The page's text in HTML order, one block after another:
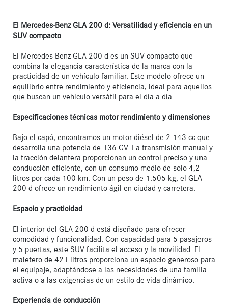
El Mercedes-Benz GLA 200 d: Versatilidad y eficiencia en un
SUV compacto
El Mercedes-Benz GLA 200 d es un SUV compacto que
combina la elegancia característica de la marca con la
practicidad de un vehículo familiar. Este modelo ofrece un
equilibrio entre rendimiento y eficiencia, ideal para aquellos
que buscan un vehículo versátil para el día a día.
Especificaciones técnicas motor rendimiento y dimensiones
Bajo el capó, encontramos un motor diésel de 2.143 cc que
desarrolla una potencia de 136 CV. La transmisión manual y
la tracción delantera proporcionan un control preciso y una
conducción eficiente, con un consumo medio de solo 4,2
litros por cada 100 km. Con un peso de 1.505 kg, el GLA
200 d ofrece un rendimiento ágil en ciudad y carretera.
Espacio y practicidad
El interior del GLA 200 d está diseñado para ofrecer
comodidad y funcionalidad. Con capacidad para 5 pasajeros
y 5 puertas, este SUV facilita el acceso y la movilidad. El
maletero de 421 litros proporciona un espacio generoso para
el equipaje, adaptándose a las necesidades de una familia
activa o a las exigencias de un estilo de vida dinámico.
Experiencia de conducción